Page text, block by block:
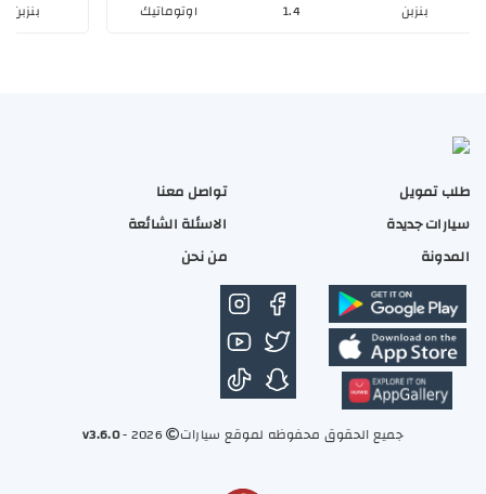
كيا بيجاس استاندر مطور 2026
51,750
بنزبن 1.4
طلب تمويل
سيارات جديدة
المدونة
تواصل معنا
الاسئلة الشائعة
من نحن
جميع الحقوق محفوظه لموقع سيارات 2026 -
v3.6.0